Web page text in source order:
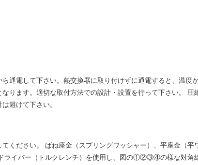
通電して下さい。熱交換器に取り付けずに通電すると、温
ります。適切な取付方法での設計・設置を行って下さい。
避けて下さい。
ください。 ばね座金（スプリングワッシャー）、平座金（
ライバー（トルクレンチ）を使用し、図の①②③④の様な対角